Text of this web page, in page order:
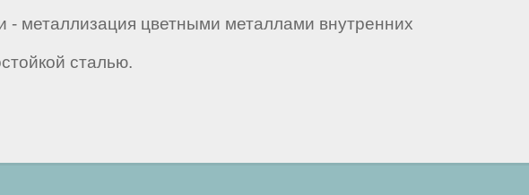
- металлизация цветными металлами внутренних
сталью.